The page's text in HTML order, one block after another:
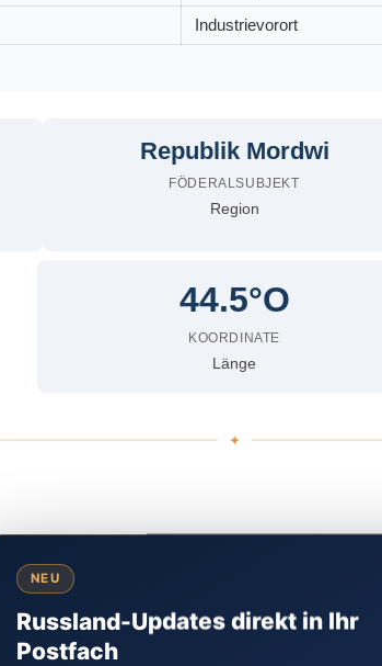
Industrievorort
Republik Mordwi
FÖDERALSUBJEKT
Region
44.5°O
KOORDINATE
Länge
NEU
Russland-Updates direkt in Ihr
Postfach